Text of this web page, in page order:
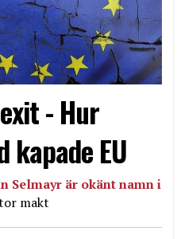
- Hur
kapade EU
Selmayr är okänt namn i
makt